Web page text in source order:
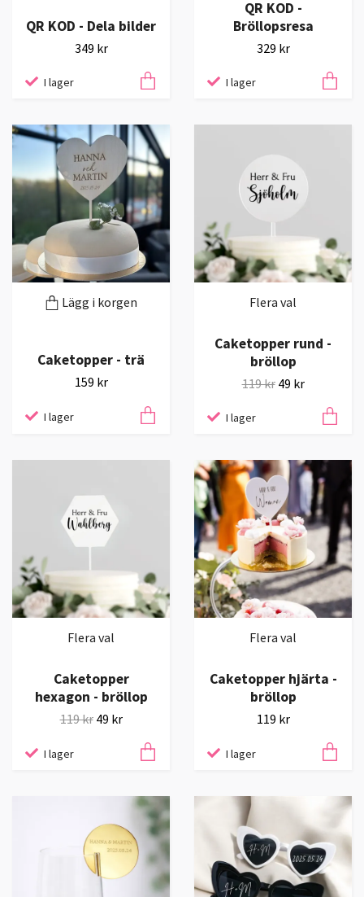
QR KOD - Dela bilder
349 kr
I lager
QR KOD -
Bröllopsresa
329 kr
I lager
Lägg i korgen
Caketopper - trä
159 kr
I lager
Flera val
Caketopper rund -
bröllop
119 kr 49 kr
I lager
Flera val
Caketopper
hexagon - bröllop
119 kr 49 kr
I lager
Flera val
Caketopper hjärta -
bröllop
119 kr
I lager